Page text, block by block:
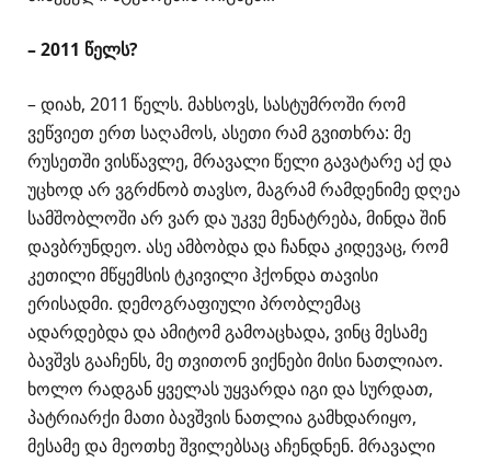
– 2011 წელს?
– დიახ, 2011 წელს. მახსოვს, სასტუმროში რომ
ვეწვიეთ ერთ საღამოს, ასეთი რამ გვითხრა: მე
რუსეთში ვისწავლე, მრავალი წელი გავატარე აქ და
უცხოდ არ ვგრძნობ თავსო, მაგრამ რამდენიმე დღეა
სამშობლოში არ ვარ და უკვე მენატრება, მინდა შინ
დავბრუნდეო. ასე ამბობდა და ჩანდა კიდევაც, რომ
კეთილი მწყემსის ტკივილი ჰქონდა თავისი
ერისადმი. დემოგრაფიული პრობლემაც
ადარდებდა და ამიტომ გამოაცხადა, ვინც მესამე
ბავშვს გააჩენს, მე თვითონ ვიქნები მისი ნათლიაო.
ხოლო რადგან ყველას უყვარდა იგი და სურდათ,
პატრიარქი მათი ბავშვის ნათლია გამხდარიყო,
მესამე და მეოთხე შვილებსაც აჩენდნენ. მრავალი